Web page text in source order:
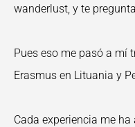
wanderlust, y te
Pues eso me pasó a mí
Erasmus en Lituania y
Cada experiencia me